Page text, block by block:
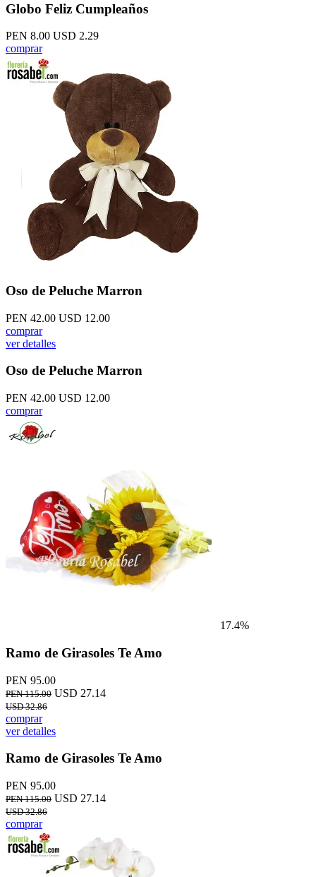
Globo Feliz Cumpleaños
PEN 8.00 USD 2.29
comprar
Oso de Peluche Marron
PEN 42.00 USD 12.00
comprar
ver detalles
Oso de Peluche Marron
PEN 42.00 USD 12.00
comprar
17.4%
Ramo de Girasoles Te Amo
PEN 95.00
PEN 115.00 USD 27.14
USD 32.86
comprar
ver detalles
Ramo de Girasoles Te Amo
PEN 95.00
PEN 115.00 USD 27.14
USD 32.86
comprar